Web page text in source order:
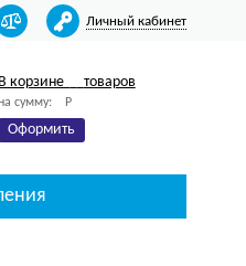
Личный кабинет
В корзине товаров
сумму: Р
Оформить